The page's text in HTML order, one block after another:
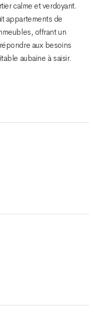
calme et verdoyant.
appartements de
offrant un
aux besoins
aubaine à saisir.